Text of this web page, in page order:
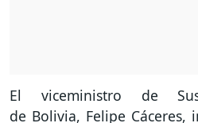
El viceministro de
de Bolivia, Felipe